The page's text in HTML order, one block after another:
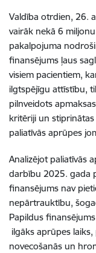
Valdība otrdien, 26.
vairāk nekā 6
pakalpojuma
finansējums ļaus
visiem pacientiem,
ilgtspējīgu attīstību,
pilnveidots
kritēriji un
paliatīvās aprūpes
Analizējot paliatīvās
darbību 2025. gada
finansējums nav
nepārtrauktību,
Papildus
ilgāks aprūpes
novecošanās un